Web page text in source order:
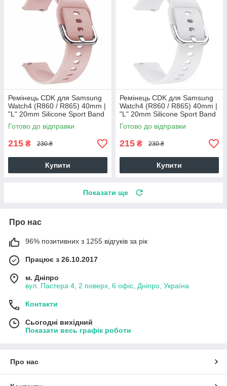
Ремінець CDK для Samsung
Watch4 (R860 / R865) 40mm |
"L" 20mm Silicone Sport Band
Classic (09651) (pink)
Готово до відправки
215 ₴ 230 ₴
Купити
Ремінець CDK для Samsung
Watch4 (R860 / R865) 40mm |
"L" 20mm Silicone Sport Band
Classic (09651) (white)
Готово до відправки
215 ₴ 230 ₴
Купити
Показати ще
Про нас
96% позитивних з 1255 відгуків за рік
Працює з 26.10.2017
м. Дніпро
вул. Пастера 4, 2 поверх, 6 офіс, Дніпро, Україна
Контакти
Сьогодні вихідний
Показати весь графік роботи
Про нас